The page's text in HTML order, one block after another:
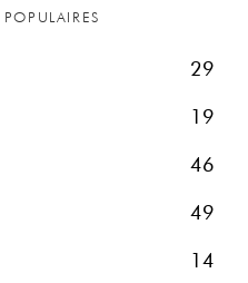
29
19
46
49
14